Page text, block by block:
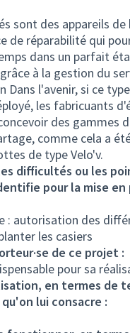
sont des appareils
de réparabilité qui
dans un parfait
à la gestion du
Dans l'avenir, si ce
les fabricuants
des gammes
comme cela a
de type Velo'v.
difficultés ou les
pour la mise en
: autorisation des
les casiers
de ce projet :
pour sa
en termes de
lui consacre :